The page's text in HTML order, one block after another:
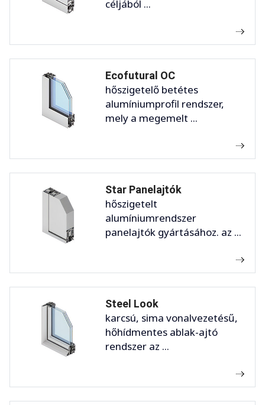
céljából ...
Ecofutural OC
hőszigetelő betétes
alumíniumprofil rendszer,
mely a megemelt ...
Star Panelajtók
hőszigetelt
alumíniumrendszer
panelajtók gyártásához. az ...
Steel Look
karcsú, sima vonalvezetésű,
hőhídmentes ablak-ajtó
rendszer az ...